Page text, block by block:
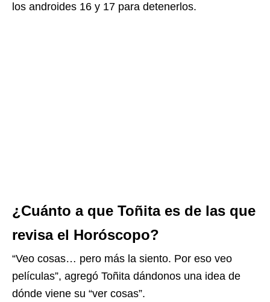
los androides 16 y 17 para detenerlos.
¿Cuánto a que Toñita es de las que
revisa el Horóscopo?
“Veo cosas… pero más la siento. Por eso veo
películas”, agregó Toñita dándonos una idea de
dónde viene su “ver cosas”.